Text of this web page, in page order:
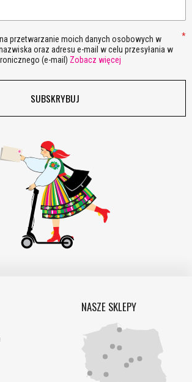
SUBSKRYBUJ
przetwarzanie moich danych osobowych w
oraz adresu e-mail w celu przesyłania w
(e-mail) Zobacz więcej
NASZE SKLEPY